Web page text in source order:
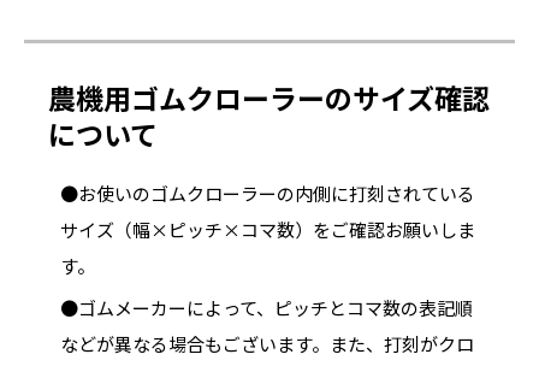
農機用ゴムクローラーのサイズ確認
について
●お使いのゴムクローラーの内側に打刻されている
サイズ（幅×ピッチ×コマ数）をご確認お願いしま
す。
●ゴムメーカーによって、ピッチとコマ数の表記順
などが異なる場合もございます。また、打刻がクロ